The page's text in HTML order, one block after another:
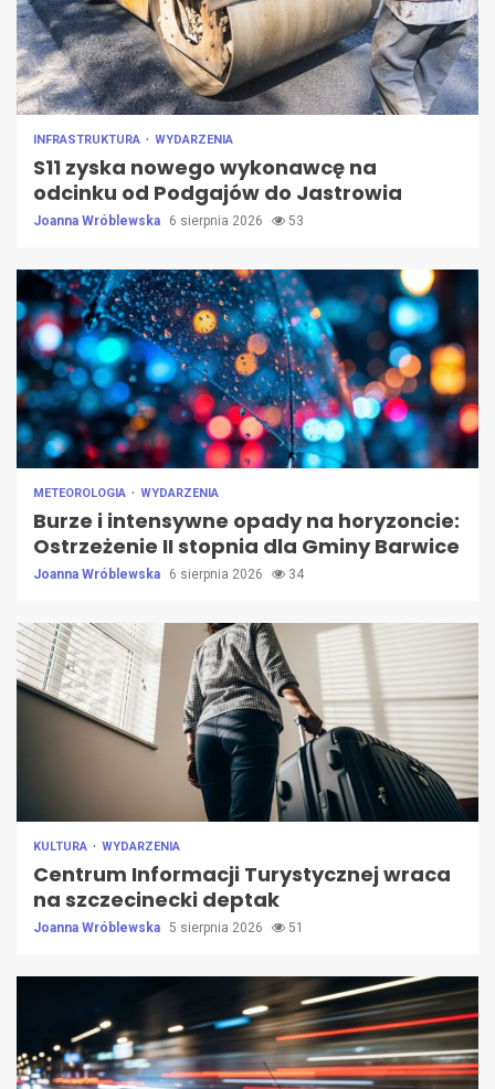
INFRASTRUKTURA WYDARZENIA
S11 zyska nowego wykonawcę na
odcinku od Podgajów do Jastrowia
Joanna Wróblewska 6 sierpnia 2026 53
METEOROLOGIA WYDARZENIA
Burze i intensywne opady na horyzoncie:
Ostrzeżenie II stopnia dla Gminy Barwice
Joanna Wróblewska 6 sierpnia 2026 34
KULTURA WYDARZENIA
Centrum Informacji Turystycznej wraca
na szczecinecki deptak
Joanna Wróblewska 5 sierpnia 2026 51